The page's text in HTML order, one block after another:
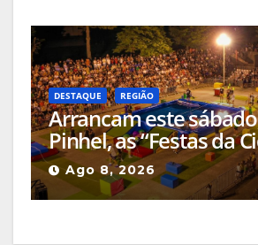
DESTAQUE REGIÃO
Arrancam este
Pinhel, as “Festas da
Ago 8, 2026